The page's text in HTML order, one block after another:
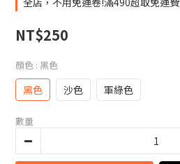
NT$250
顏色 : 黑色
黑色 沙色 軍綠色
數量